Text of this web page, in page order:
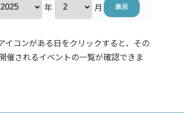
年 月
イコンがある日をクリックすると、その
催されるイベントの一覧が確認できま